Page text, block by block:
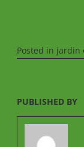
Posted in jardin
PUBLISHED BY